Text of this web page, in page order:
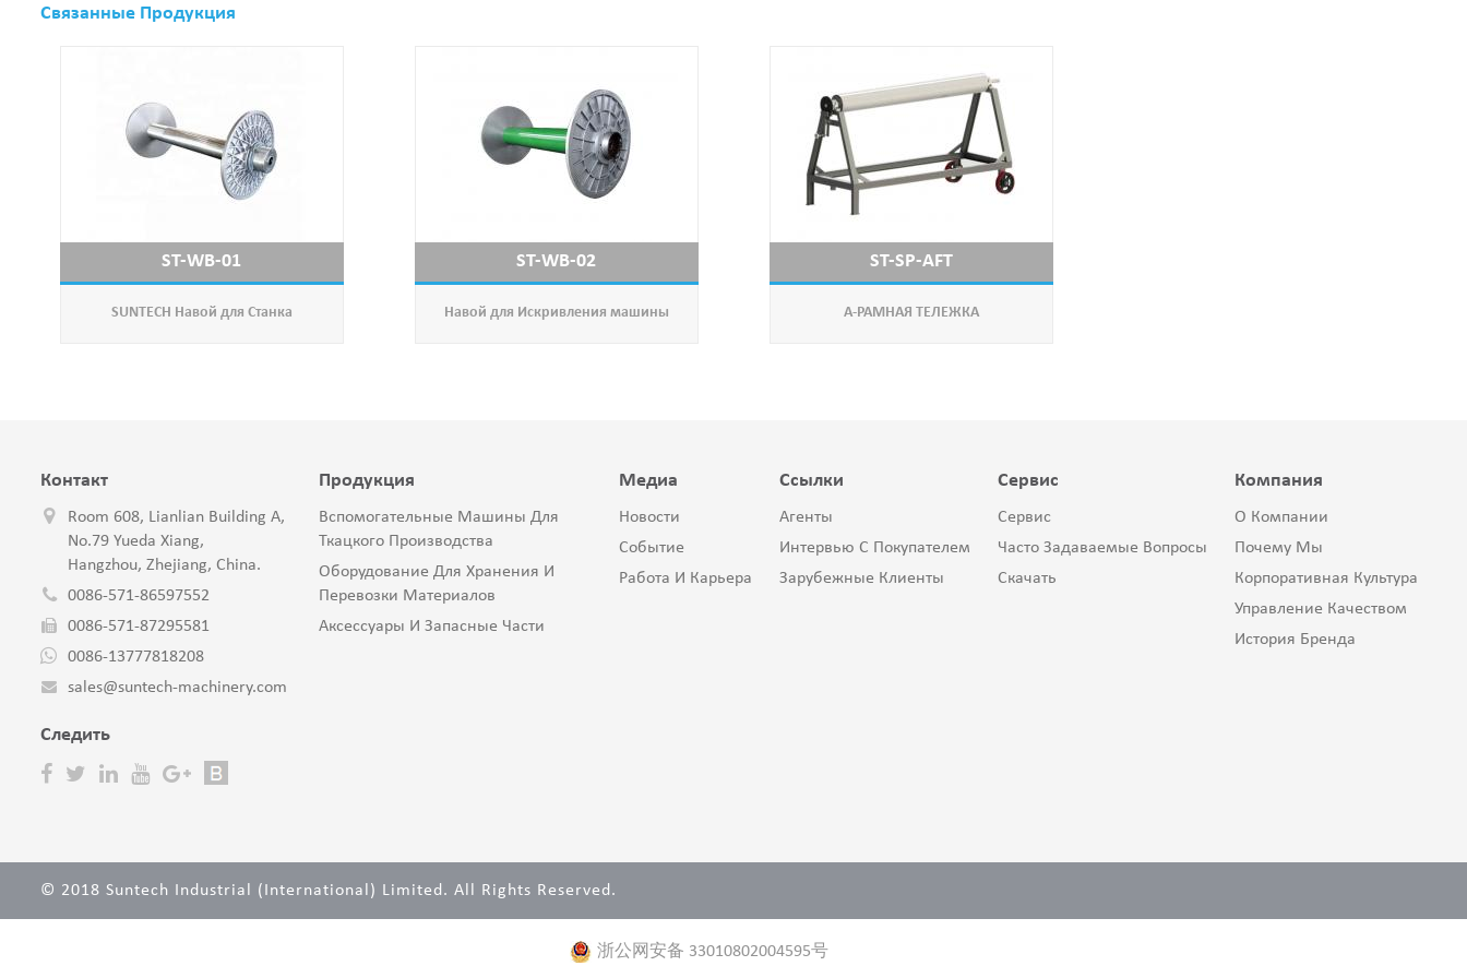
Связанные Продукция
ST-WB-01
SUNTECH Навой для Станка
ST-WB-02
Навой для Искривления машины
ST-SP-AFT
А-РАМНАЯ ТЕЛЕЖКА
Контакт
Room 608, Lianlian Building A,
No.79 Yueda Xiang,
Hangzhou, Zhejiang, China.
0086-571-86597552
0086-571-87295581
0086-13777818208
sales@suntech-machinery.com
Cледить
Продукция
Вспомогательные Машины Для
Ткацкого Производства
Оборудование Для Хранения И
Перевозки Материалов
Аксессуары И Запасные Части
Медиа
Новости
Событие
Работа И Карьера
Ссылки
Агенты
Интервью С Покупателем
Зарубежные Клиенты
Сервис
Сервис
Часто Задаваемые Вопросы
Скачать
Компания
О Компании
Почему Мы
Корпоративная Культура
Управление Качеством
История Бренда
© 2018 Suntech Industrial (International) Limited. All Rights Reserved.
浙公网安备 33010802004595号